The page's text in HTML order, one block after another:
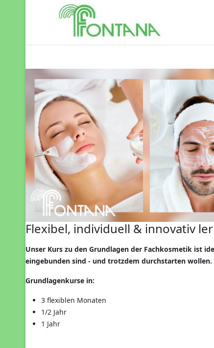
Flexibel, individuell & innovativ
Unser Kurs zu den Grundlagen der Fachkosmetik ist
eingebunden sind - und trotzdem durchstarten
Grundlagenkurse in:
3 flexiblen Monaten
1/2 Jahr
1 Jahr